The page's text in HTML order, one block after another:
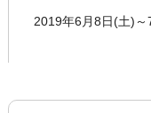
2019年6月8日(土)～